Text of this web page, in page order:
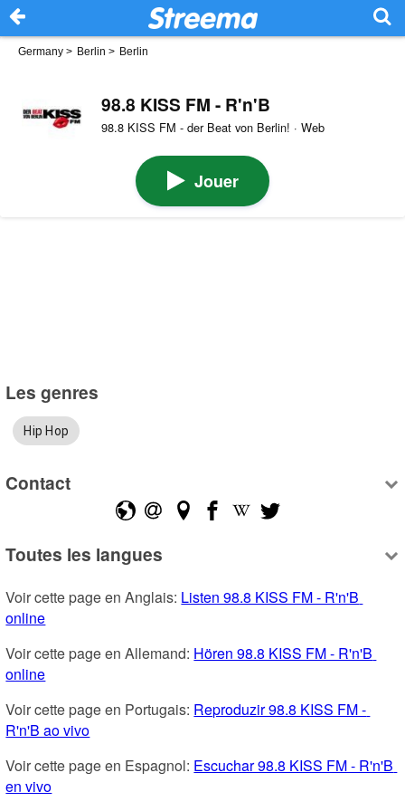
Germany > Berlin > Berlin
98.8 KISS FM - R'n'B
98.8 KISS FM - der Beat von Berlin! · Web
Jouer
Les genres
Hip Hop
Contact
Toutes les langues
Voir cette page en Anglais: Listen 98.8 KISS FM - R'n'B
online
Voir cette page en Allemand: Hören 98.8 KISS FM - R'n'B
online
Voir cette page en Portugais: Reproduzir 98.8 KISS FM -
R'n'B ao vivo
Voir cette page en Espagnol: Escuchar 98.8 KISS FM - R'n'B
en vivo